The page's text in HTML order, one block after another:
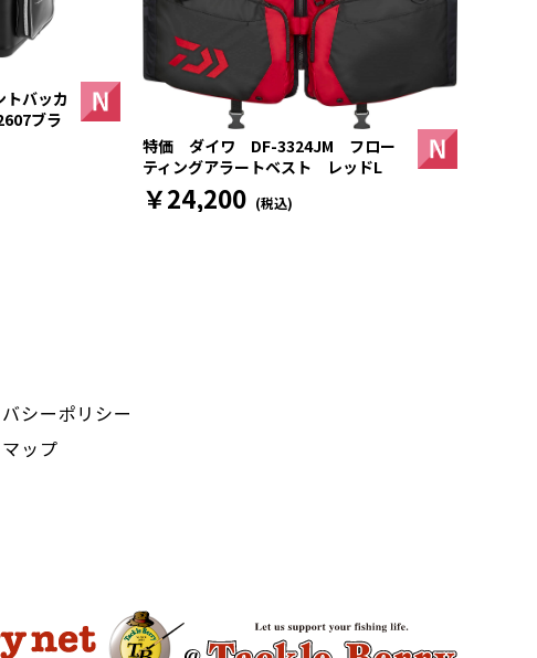
バッカ
ブラ
特価 ダイワ DF-3324JM フロー
ティングアラートベスト レッドL
￥24,200 (税込)
シーポリシー
ップ